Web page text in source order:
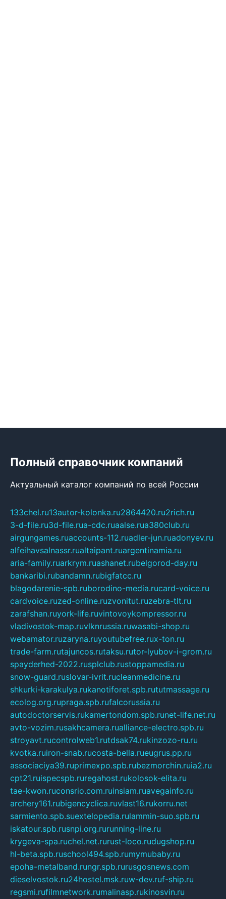
Полный справочник компаний
Актуальный каталог компаний по всей России
133chel.ru13autor-kolonka.ru2864420.ru2rich.ru
3-d-file.ru3d-file.rua-cdc.ruaalse.rua380club.ru
airgungames.ruaccounts-112.ruadler-jun.ruadonyev.ru
alfeihavsalnassr.rualtaipant.ruargentinamia.ru
aria-family.ruarkrym.ruashanet.rubelgorod-day.ru
bankaribi.rubandamn.rubigfatcc.ru
blagodarenie-spb.ruborodino-media.rucard-voice.ru
cardvoice.ruzed-online.ruzvonitut.ruzebra-tlt.ru
zarafshan.ruyork-life.ruvintovoykompressor.ru
vladivostok-map.ruvlknrussia.ruwasabi-shop.ru
webamator.ruzaryna.ruyoutubefree.rux-ton.ru
trade-farm.rutajuncos.rutaksu.rutor-lyubov-i-grom.ru
spayderhed-2022.rusplclub.rustoppamedia.ru
snow-guard.ruslovar-ivrit.rucleanmedicine.ru
shkurki-karakulya.rukanotiforet.spb.rututmassage.ru
ecolog.org.rupraga.spb.rufalcorussia.ru
autodoctorservis.rukamertondom.spb.runet-life.net.ru
avto-vozim.rusakhcamera.rualliance-electro.spb.ru
stroyavt.rucontrolweb1.rutdsak74.rukinzozo-ru.ru
kvotka.ruiron-snab.rucosta-bella.rueugrus.pp.ru
associaciya39.ruprimexpo.spb.rubezmorchin.ruia2.ru
cpt21.ruispecspb.ruregahost.rukolosok-elita.ru
tae-kwon.ruconsrio.com.ruinsiam.ruavegainfo.ru
archery161.rubigencyclica.ruvlast16.rukorru.net
sarmiento.spb.suextelopedia.rulammin-suo.spb.ru
iskatour.spb.rusnpi.org.rurunning-line.ru
krygeva-spa.ruchel.net.rurust-loco.rudugshop.ru
hl-beta.spb.ruschool494.spb.rumymubaby.ru
epoha-metalband.rungr.spb.rurusgosnews.com
dieselvostok.ru24hostel.msk.ruw-dev.ruf-ship.ru
regsmi.rufilmnetwork.rumalinasp.rukinosvin.ru